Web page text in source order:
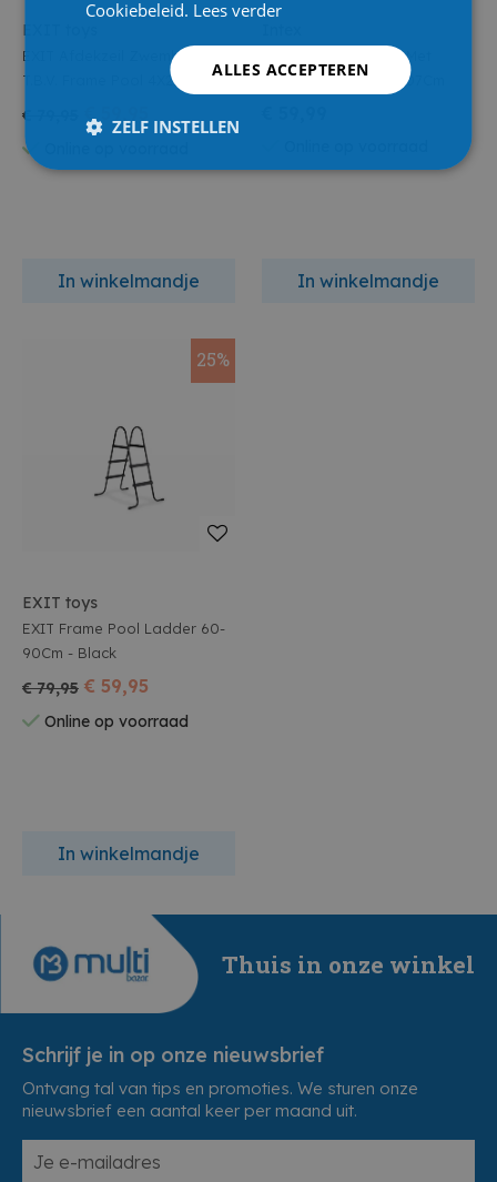
EXIT toys
EXIT Afdekzeil Zwembad
T.B.V. Frame Pool 4X2M Black
€ 79,95 € 59,95
In winkelmandje
Intex 28072 Ladder Met
Mobiele Tredes 91/107Cm
In winkelmandje
25%
EXIT toys
EXIT Frame Pool Ladder 60-
90Cm - Black
€ 79,95 € 59,95
Online op voorraad
In winkelmandje
Thuis in onze winkel
Schrijf je in op onze nieuwsbrief
Ontvang tal van tips en promoties. We sturen onze
nieuwsbrief een aantal keer per maand uit.
Cookiebeleid. Lees verder
ALLES ACCEPTEREN
ZELF INSTELLEN